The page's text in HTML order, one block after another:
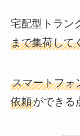
宅配型トラン
まで集荷して
スマートフォ
依頼ができる